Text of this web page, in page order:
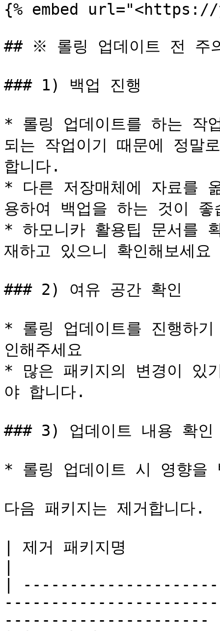
{% embed url="<https://
## ※ 롤링 업데이트 전 주
### 1) 백업 진행
* 롤링 업데이트를 하는 작
되는 작업이기 때문에 정말
합니다.
* 다른 저장매체에 자료를
용하여 백업을 하는 것이 좋
* 하모니카 활용팁 문서를
재하고 있으니 확인해보세요
### 2) 여유 공간 확인
* 롤링 업데이트를 진행하
인해주세요
* 많은 패키지의 변경이 있
야 합니다.
### 3) 업데이트 내용 확인
* 롤링 업데이트 시 영향을
다음 패키지는 제거합니다.
| 제거 패키지명
|
----------------------